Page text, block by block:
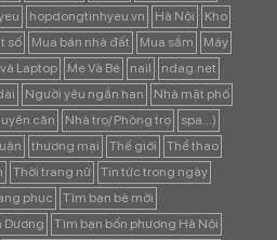
hopdongtinhyeu.vn Hà Nội
Kho
số Mua bán nhà đất Mua sắm
Máy
Laptop Mẹ Và Bé nail
ndag.net
Người yêu ngắn hạn
Nhà mặt phố
căn Nhà trọ/ Phòng trọ
spa...)
thương mại Thế giới
Thể thao
Thời trang nữ
Tin tức trong ngày
phục
Tìm bạn bè mới
Dương
Tìm bạn bốn phương Hà Nội